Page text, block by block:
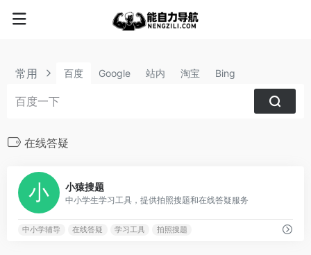
常用 百度 Google 站内 淘宝 Bing
在线答疑
小猿搜题
中小学生学习工具，提供拍照搜题和在线答疑服务
中小学辅导 在线答疑 学习工具 拍照搜题